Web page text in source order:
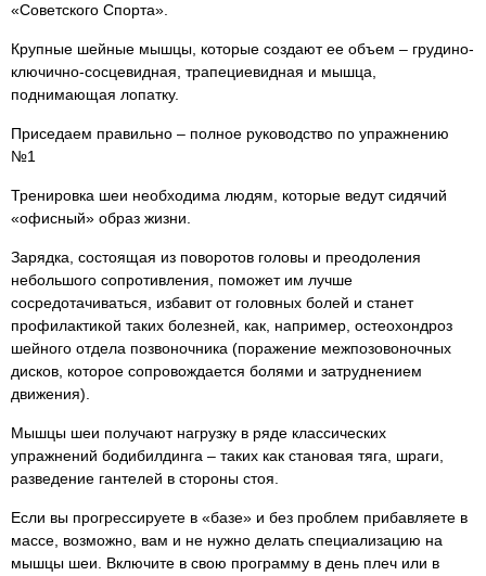
«Советского Спорта».
Крупные шейные мышцы, которые создают ее объем – грудино-
ключично-сосцевидная, трапециевидная и мышца,
поднимающая лопатку.
Приседаем правильно – полное руководство по упражнению
№1
Тренировка шеи необходима людям, которые ведут сидячий
«офисный» образ жизни.
Зарядка, состоящая из поворотов головы и преодоления
небольшого сопротивления, поможет им лучше
сосредотачиваться, избавит от головных болей и станет
профилактикой таких болезней, как, например, остеохондроз
шейного отдела позвоночника (поражение межпозовоночных
дисков, которое сопровождается болями и затруднением
движения).
Мышцы шеи получают нагрузку в ряде классических
упражнений бодибилдинга – таких как становая тяга, шраги,
разведение гантелей в стороны стоя.
Если вы прогрессируете в «базе» и без проблем прибавляете в
массе, возможно, вам и не нужно делать специализацию на
мышцы шеи. Включите в свою программу в день плеч или в